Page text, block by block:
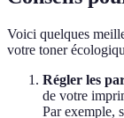
Voici quelques
votre toner
Régler les
de votre
Par exemple,